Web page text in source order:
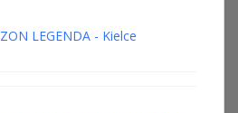
LEGENDA - Kielce